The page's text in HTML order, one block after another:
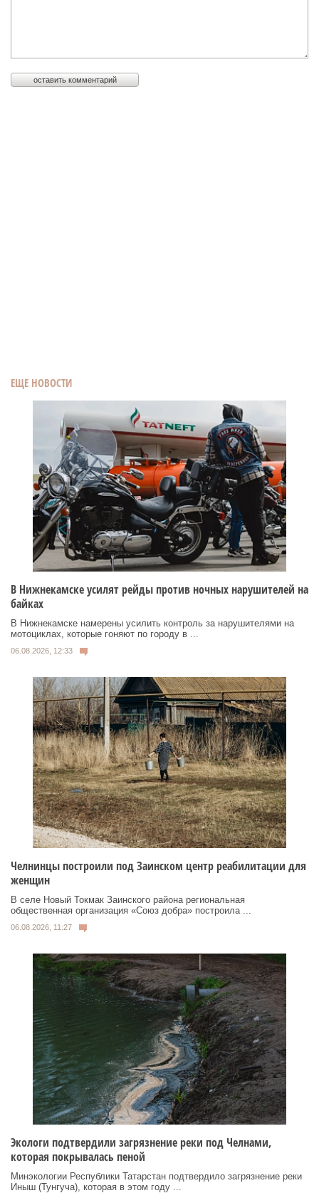
ЕЩЕ НОВОСТИ
В Нижнекамске усилят рейды против ночных нарушителей на
байках
В Нижнекамске намерены усилить контроль за нарушителями на
мотоциклах, которые гоняют по городу в ...
06.08.2026, 12:33
Челнинцы построили под Заинском центр реабилитации для
женщин
В селе Новый Токмак Заинского района региональная
общественная организация «Союз добра» построила ...
06.08.2026, 11:27
Экологи подтвердили загрязнение реки под Челнами,
которая покрывалась пеной
Минэкологии Республики Татарстан подтвердило загрязнение реки
Иныш (Тунгуча), которая в этом году ...